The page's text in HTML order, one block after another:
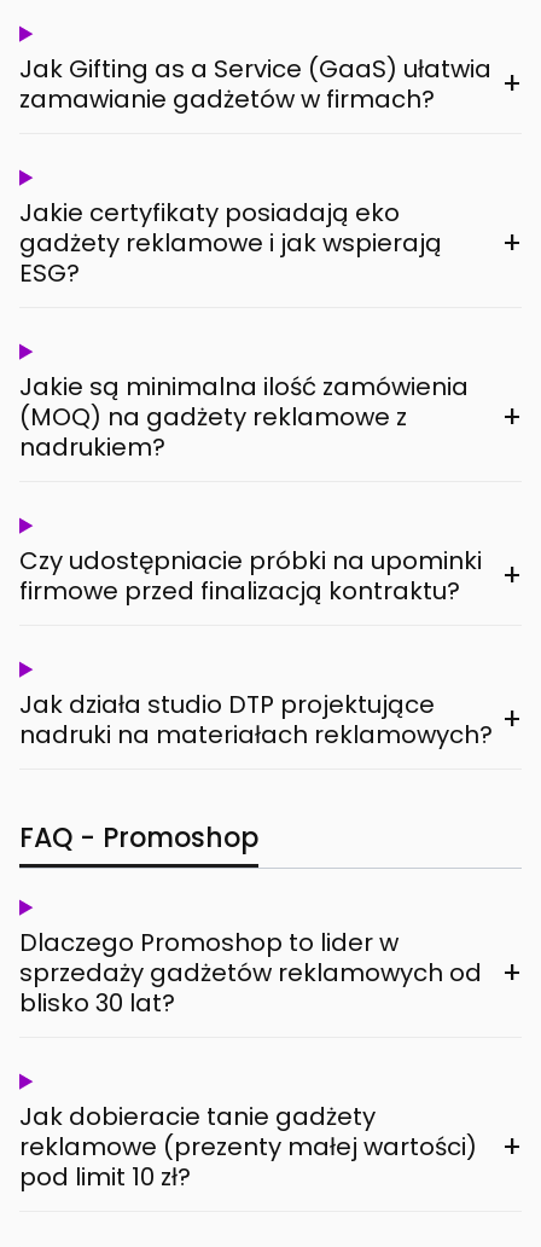
Jak Gifting as a Service (GaaS) ułatwia
zamawianie gadżetów w firmach?
+
Jakie certyfikaty posiadają eko
gadżety reklamowe i jak wspierają
ESG?
+
Jakie są minimalna ilość zamówienia
(MOQ) na gadżety reklamowe z
nadrukiem?
+
Czy udostępniacie próbki na upominki
firmowe przed finalizacją kontraktu?
+
Jak działa studio DTP projektujące
nadruki na materiałach reklamowych? +
FAQ - Promoshop
Dlaczego Promoshop to lider w
sprzedaży gadżetów reklamowych od
blisko 30 lat?
+
Jak dobieracie tanie gadżety
reklamowe (prezenty małej wartości)
pod limit 10 zł?
+